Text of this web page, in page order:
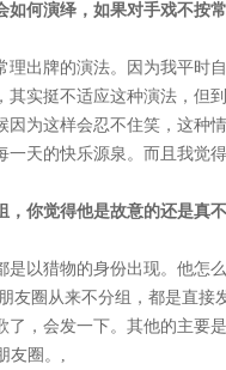
何演绎，如果对手戏不按
理出牌的演法。因为我平时
实挺不适应这种演法，但
因为这样会忍不住笑，这
天的快乐源泉。而且我觉
你觉得他是故意的还是真
以猎物的身份出现。他怎
圈从来不分组，都是直接
，会发一下。其他的主要
朋友圈。,